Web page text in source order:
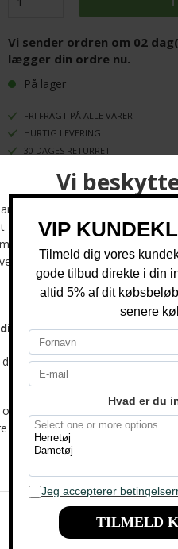
Vi sender ordren om 02
lægger din ordre nu.
På lager
FRI FRAGT PÅ ALLE VARER
HURTIG LEVERING
30 DAGES RETURRET
Opdag Les Deux Ryder Pants – den
til den moderne mand. Disse
bomuld, tilbyder en afslappet
dagen. Med deres klassiske design
både hverdag og weekendudflugter.
traditionelle jacron-mærke på
dit look.
Ryder Pants fås i farven 215215
du kan finde den perfekte pasform
foretrækker en mere afslappet eller
passe perfekt ind i dit garderobe.
Giv din stil et løft med Les Deux
bæredygtighed med moderne
de kan blive en uundgåelig del af din
Optjen
Andre